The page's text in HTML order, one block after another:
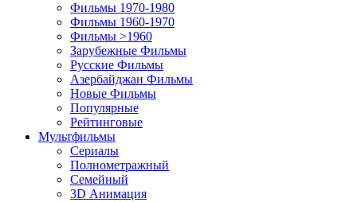
Фильмы 1970-1980
Фильмы 1960-1970
Фильмы >1960
Зарубежные Фильмы
Русские Фильмы
Азербайджан Фильмы
Новые Фильмы
Популярные
Рейтинговые
Мультфильмы
Сериалы
Полнометражный
Семейный
3D Анимация